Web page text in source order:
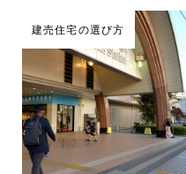
建売住宅の選び方